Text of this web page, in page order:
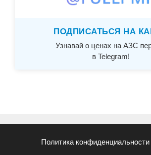
ПОДПИСАТЬСЯ НА
Узнавай о ценах на АЗС
в Telegram!
Политика конфиденциальности